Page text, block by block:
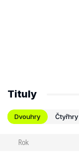
Tituly
Dvouhry Čtyřhry
Rok